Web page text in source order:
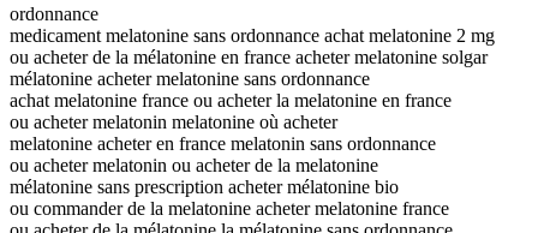
ordonnance
medicament melatonine sans ordonnance achat melatonine 2 mg
ou acheter de la mélatonine en france acheter melatonine solgar
mélatonine acheter melatonine sans ordonnance
achat melatonine france ou acheter la melatonine en france
ou acheter melatonin melatonine où acheter
melatonine acheter en france melatonin sans ordonnance
ou acheter melatonin ou acheter de la melatonine
mélatonine sans prescription acheter mélatonine bio
ou commander de la melatonine acheter melatonine france